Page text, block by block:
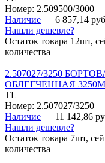
Номер: 2.509500/3000
Наличие
6 857,14
Нашли дешевле?
Остаток товара 12шт,
количества
2.507027/3250
ОБЛЕГЧЕННАЯ
TL
Номер: 2.507027/3250
Наличие
11 142,86
Нашли дешевле?
Остаток товара 7шт,
количества